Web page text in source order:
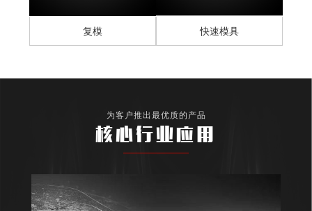
复模 快速模具
为客户推出最优质的产品
核心行业应用